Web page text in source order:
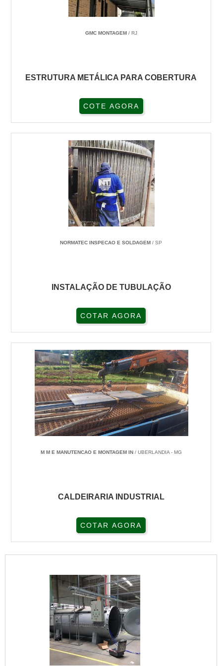
GMC MONTAGEM/ RJ
ESTRUTURA METÁLICA PARA COBERTURA
COTE AGORA
NORMATEC INSPECAO E SOLDAGEM / SP
INSTALAÇÃO DE TUBULAÇÃO
COTAR AGORA
M M E MANUTENCAO E MONTAGEM IN/ UBERLANDIA - MG
CALDEIRARIA INDUSTRIAL
COTAR AGORA